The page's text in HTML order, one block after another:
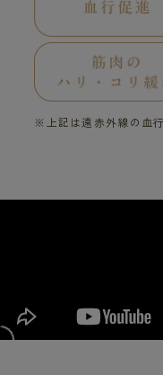
※上記は遠赤外線の血